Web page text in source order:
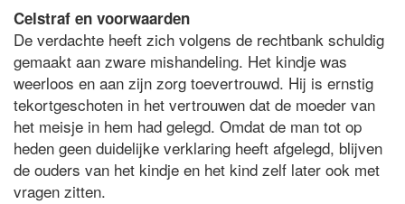
Celstraf en voorwaarden
De verdachte heeft zich volgens de rechtbank schuldig
gemaakt aan zware mishandeling. Het kindje was
weerloos en aan zijn zorg toevertrouwd. Hij is ernstig
tekortgeschoten in het vertrouwen dat de moeder van
het meisje in hem had gelegd. Omdat de man tot op
heden geen duidelijke verklaring heeft afgelegd, blijven
de ouders van het kindje en het kind zelf later ook met
vragen zitten.